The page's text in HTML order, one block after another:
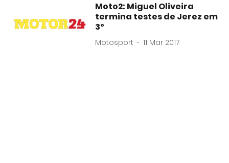
Moto2: Miguel Oliveira
termina testes de Jerez em
3º
Motosport 11 Mar 2017